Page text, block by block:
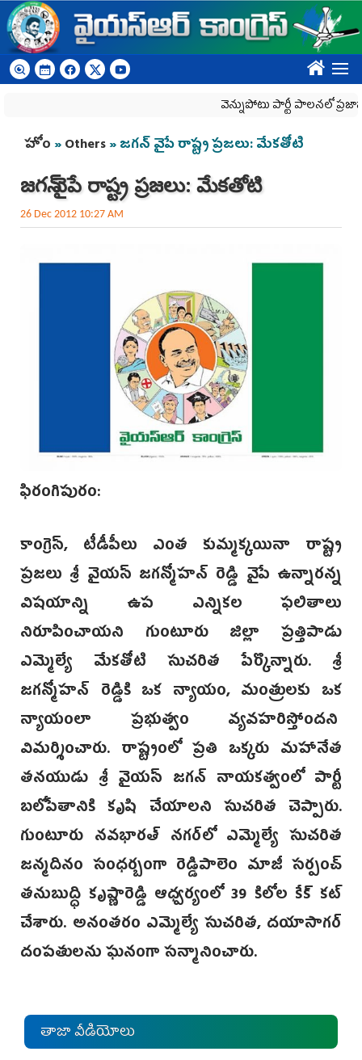
Skip to main content
????
వెన్నుపోటు పార్టీ పాలనలో
You are here
హోం »Others» జగన్ వైపే రాష్ట్ర ప్రజలు: మేకతోటి
జగన్ వైపే రాష్ట్ర ప్రజలు: మేకతోటి
26 Dec 2012 10:27 AM
ఫిరంగిపురం:
కాంగ్రెస్, టీడీపీలు ఎంత కుమ్మక్కయినా రాష్ట్ర
ప్రజలు శ్రీ వైయస్ జగన్మోహన్ రెడ్డి వైపే ఉన్నారన్న
విషయాన్ని ఉప ఎన్నికల ఫలితాలు
నిరూపించాయని గుంటూరు జిల్లా ప్రత్తిపాడు
ఎమ్మెల్యే మేకతోటి సుచరిత పేర్కొన్నారు. శ్రీ
జగన్మోహన్‌ రెడ్డికి ఒక న్యాయం, మంత్రులకు ఒక
న్యాయంలా ప్రభుత్వం వ్యవహరిస్తోందని
విమర్శించారు. రాష్ట్రంలో ప్రతి ఒక్కరు మహానేత
తనయుడు శ్రీ వైయస్ జగన్ నాయకత్వంలో పార్టీ
బలోపేతానికి కృషి చేయాలని సుచరిత చెప్పారు.
గుంటూరు నవభారత్ నగర్‌లో ఎమ్మెల్యే సుచరిత
జన్మదినం సంధర్బంగా రెడ్డిపాలెం మాజీ సర్పంచ్
తనుబుద్ధి కృష్ణారెడ్డి ఆధ్వర్యంలో 39 కిలోల కేక్ కట్
చేశారు. అనంతరం ఎమ్మెల్యే సుచరిత, దయాసాగర్
దంపతులను ఘనంగా సన్మానించారు.
తాజా వీడియోలు